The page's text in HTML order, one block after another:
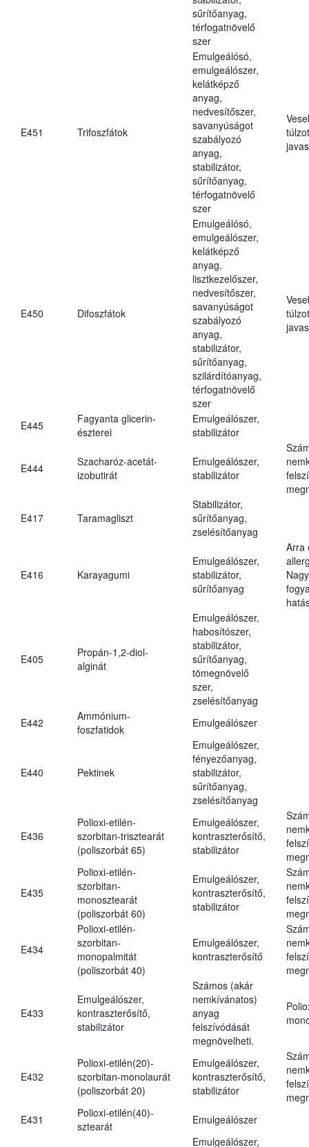
sűrítőanyag,
térfogatnövelő
szer
E451 Trifoszfátok
Emulgeálósó,
emulgeálószer,
kelátképző
anyag,
nedvesítőszer,
savanyúságot
szabályozó
anyag,
stabilizátor,
sűrítőanyag,
térfogatnövelő
szer
E450 Difoszfátok
Emulgeálósó,
emulgeálószer,
kelátképző
anyag,
lisztkezelőszer,
nedvesítőszer,
savanyúságot
szabályozó
anyag,
stabilizátor,
sűrítőanyag,
szilárdítóanyag,
térfogatnövelő
szer
E445
Fagyanta glicerin-
észterei
Emulgeálószer,
stabilizátor
E444
Szacharóz-acetát-
izobutirát
Emulgeálószer,
stabilizátor
E417 Taramagliszt
Stabilizátor,
sűrítőanyag,
zselésítőanyag
E416 Karayagumi
Emulgeálószer,
stabilizátor,
sűrítőanyag
Arra
E405
Propán-1,2-diol-
alginát
Emulgeálószer,
habosítószer,
stabilizátor,
sűrítőanyag,
tömegnövelő
szer,
zselésítőanyag
E442
Ammónium-
foszfatidok
Emulgeálószer
E440 Pektinek
Emulgeálószer,
fényezőanyag,
stabilizátor,
sűrítőanyag,
zselésítőanyag
E436
Polioxi-etilén-
szorbitan-trisztearát
(poliszorbát 65)
Emulgeálószer,
kontraszterősítő,
stabilizátor
E435
Polioxi-etilén-
szorbitan-
monosztearát
(poliszorbát 60)
Emulgeálószer,
kontraszterősítő,
stabilizátor
E434
Polioxi-etilén-
szorbitan-
monopalmitát
(poliszorbát 40)
Emulgeálószer,
kontraszterősítő
E433
Emulgeálószer,
kontraszterősítő,
stabilizátor
Számos (akár
nemkívánatos)
anyag
felszívódását
megnövelheti.
E432
Polioxi-etilén(20)-
szorbitan-monolaurát
(poliszorbát 20)
Emulgeálószer,
kontraszterősítő,
stabilizátor
E431
Polioxi-etilén(40)-
sztearát
Emulgeálószer
Emulgeálószer,